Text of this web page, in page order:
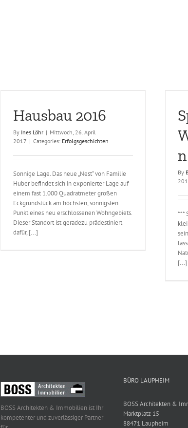
Hausbau 2016
By Ines Löhr | Mittwoch, 26. April
2017 | Categories: Erfolgsgeschichten
Sonnige Lage. Das neue „Nest“ von Familie
Huber befindet sich in exponierter Lage auf
einem fast 1.000 Quadratmeter großen
Eckgrundstück am höchsten, sonnigsten
Punkt eines neu erschlossenen Wohngebiets.
Dieser Standort ist geradezu prädestiniert
dafür, [...]
Charity und Sponsoring
By
***
[...]
BOSS Architekten & Immobilien ist Ihr
kompetenter und zuverlässiger Partner
BÜRO LAUPHEIM
BOSS Architekten &
Marktplatz 15
88471 Laupheim